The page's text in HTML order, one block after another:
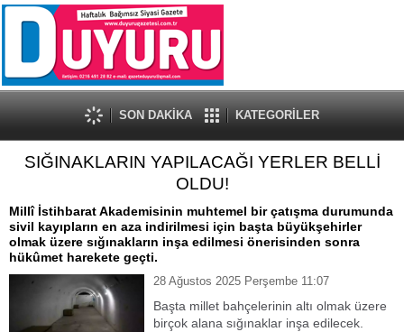
SON DAKİKA KATEGORİLER
SIĞINAKLARIN YAPILACAĞI YERLER BELLİ
OLDU!
Millî İstihbarat Akademisinin muhtemel bir çatışma durumunda
sivil kayıpların en aza indirilmesi için başta büyükşehirler
olmak üzere sığınakların inşa edilmesi önerisinden sonra
hükûmet harekete geçti.
28 Ağustos 2025 Perşembe 11:07
Başta millet bahçelerinin altı olmak üzere
birçok alana sığınaklar inşa edilecek.